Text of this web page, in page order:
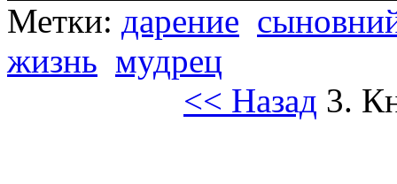
Метки: дарение
жизнь мудрец
<< Назад 3.